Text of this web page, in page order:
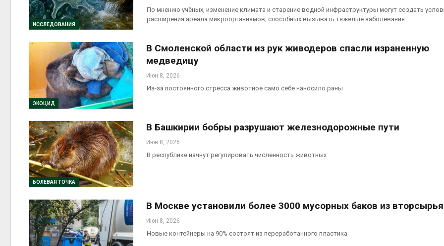
ИССЛЕДОВАНИЯ
По мнению учёных, изменение климата и старение водной инфраструктуры могут создать
расширения ареала микроорганизмов, способных вызывать тяжёлые заболевания
ЭКОЦИД
В Смоленской области из рук живодеров спасли израненную
медведицу
Июн 8, 2026
Из-за постоянного стресса животное само себе наносило раны
БОЛЕВАЯ ТОЧКА
В Башкирии бобры разрушают железнодорожные пути
Июн 8, 2026
В республике начнут регулировать численность животных
В Москве установили более 3000 мусорных баков из вторсырья
Июн 8, 2026
Новые контейнеры на 90% состоят из переработанного пластика
Суд запретил
израильской тюрьмы
Авг 5, 2026
Авг 6, 2026
биомассы из-